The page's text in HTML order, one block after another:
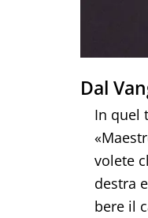
Dal
In quel
volete
destra
bere il